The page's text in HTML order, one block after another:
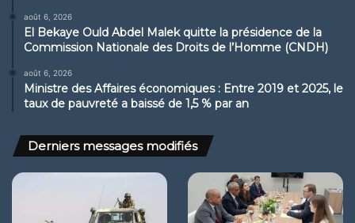
août 6, 2026
El Bekaye Ould Abdel Malek quitte la présidence de la
Commission Nationale des Droits de l’Homme (CNDH)
août 6, 2026
Ministre des Affaires économiques : Entre 2019 et 2025, le
taux de pauvreté a baissé de 1,5 % par an
Derniers messages modifiés